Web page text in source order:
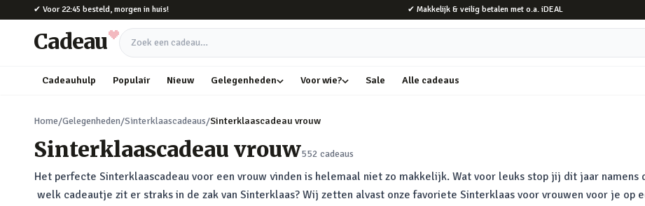
Naar hoofdinhoud
✔ Voor 22:45 besteld, morgen in huis! ✔ Makkelijk & veilig betalen met o.a. iDEAL
Cadeau Zoek een cadeau
Cadeauhulp Populair Nieuw Gelegenheden Voor wie? Sale Alle cadeaus
Home/Gelegenheden/Sinterklaascadeaus/Sinterklaascadeau vrouw
Sinterklaascadeau vrouw552 cadeaus
Het perfecte Sinterklaascadeau voor een vrouw vinden is helemaal niet zo makkelijk. Wat voor leuks stop jij dit jaar namens
welk cadeautje zit er straks in de zak van Sinterklaas? Wij zetten alvast onze favoriete Sinterklaas voor vrouwen voor je op